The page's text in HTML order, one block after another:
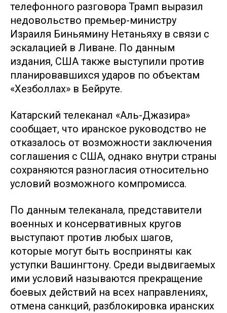
телефонного разговора Трамп выразил
недовольство премьер-министру
Израиля Биньямину Нетаньяху в связи с
эскалацией в Ливане. По данным
издания, США также выступили против
планировавшихся ударов по объектам
«Хезболлах» в Бейруте.
Катарский телеканал «Аль-Джазира»
сообщает, что иранское руководство не
отказалось от возможности заключения
соглашения с США, однако внутри страны
сохраняются разногласия относительно
условий возможного компромисса.
По данным телеканала, представители
военных и консервативных кругов
выступают против любых шагов,
которые могут быть восприняты как
уступки Вашингтону. Среди выдвигаемых
ими условий называются прекращение
боевых действий на всех направлениях,
отмена санкций, разблокировка иранских